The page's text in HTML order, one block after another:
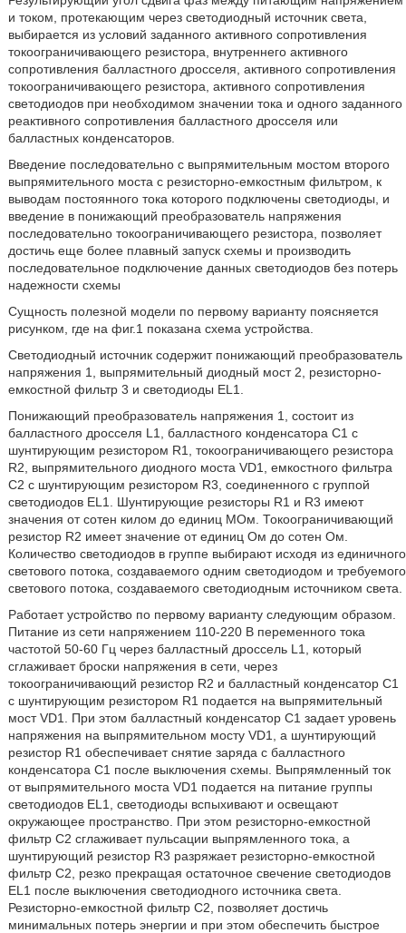
и током, протекающим через светодиодный источник света,
выбирается из условий заданного активного сопротивления
токоограничивающего резистора, внутреннего активного
сопротивления балластного дросселя, активного сопротивления
токоограничивающего резистора, активного сопротивления
светодиодов при необходимом значении тока и одного заданного
реактивного сопротивления балластного дросселя или
балластных конденсаторов.
Введение последовательно с выпрямительным мостом второго
выпрямительного моста с резисторно-емкостным фильтром, к
выводам постоянного тока которого подключены светодиоды, и
введение в понижающий преобразователь напряжения
последовательно токоограничивающего резистора, позволяет
достичь еще более плавный запуск схемы и производить
последовательное подключение данных светодиодов без потерь
надежности схемы
Сущность полезной модели по первому варианту поясняется
рисунком, где на фиг.1 показана схема устройства.
Светодиодный источник содержит понижающий преобразователь
напряжения 1, выпрямительный диодный мост 2, резисторно-
емкостной фильтр 3 и светодиоды EL1.
Понижающий преобразователь напряжения 1, состоит из
балластного дросселя L1, балластного конденсатора С1 с
шунтирующим резистором R1, токоограничивающего резистора
R2, выпрямительного диодного моста VD1, емкостного фильтра
С2 с шунтирующим резистором R3, соединенного с группой
светодиодов EL1. Шунтирующие резисторы R1 и R3 имеют
значения от сотен килом до единиц МОм. Токоограничивающий
резистор R2 имеет значение от единиц Ом до сотен Ом.
Количество светодиодов в группе выбирают исходя из единичного
светового потока, создаваемого одним светодиодом и требуемого
светового потока, создаваемого светодиодным источником света.
Работает устройство по первому варианту следующим образом.
Питание из сети напряжением 110-220 В переменного тока
частотой 50-60 Гц через балластный дроссель L1, который
сглаживает броски напряжения в сети, через
токоограничивающий резистор R2 и балластный конденсатор С1
с шунтирующим резистором R1 подается на выпрямительный
мост VD1. При этом балластный конденсатор С1 задает уровень
напряжения на выпрямительном мосту VD1, а шунтирующий
резистор R1 обеспечивает снятие заряда с балластного
конденсатора С1 после выключения схемы. Выпрямленный ток
от выпрямительного моста VD1 подается на питание группы
светодиодов EL1, светодиоды вспыхивают и освещают
окружающее пространство. При этом резисторно-емкостной
фильтр С2 сглаживает пульсации выпрямленного тока, а
шунтирующий резистор R3 разряжает резисторно-емкостной
фильтр С2, резко прекращая остаточное свечение светодиодов
EL1 после выключения светодиодного источника света.
Резисторно-емкостной фильтр С2, позволяет достичь
минимальных потерь энергии и при этом обеспечить быстрое